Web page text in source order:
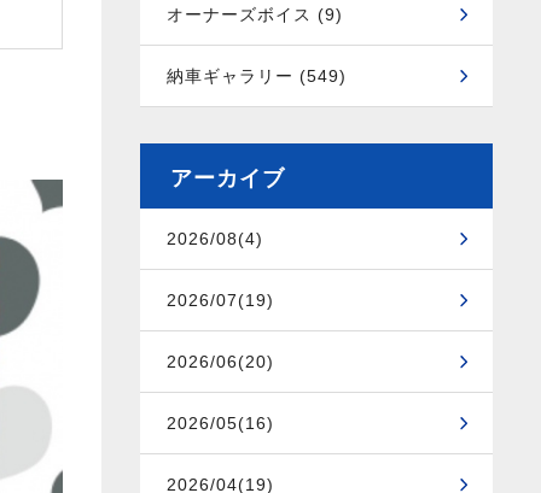
オーナーズボイス (9)
納車ギャラリー (549)
アーカイブ
2026/08(4)
2026/07(19)
2026/06(20)
2026/05(16)
2026/04(19)